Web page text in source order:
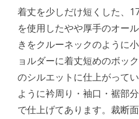
着丈を少しだけ短くした、
を使用したやや厚手のオー
きをクルーネックのように
ョルダーに着丈短めのボッ
のシルエットに仕上がって
ように衿周り・袖口・裾部
で仕上げてあります。裁断